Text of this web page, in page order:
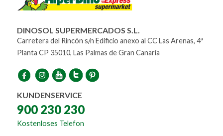
DINOSOL SUPERMERCADOS S.L.
Carretera del Rincón s/n Edificio anexo al CC Las Arenas, 4ª
Planta CP 35010, Las Palmas de Gran Canaria
KUNDENSERVICE
900 230 230
Kostenloses Telefon